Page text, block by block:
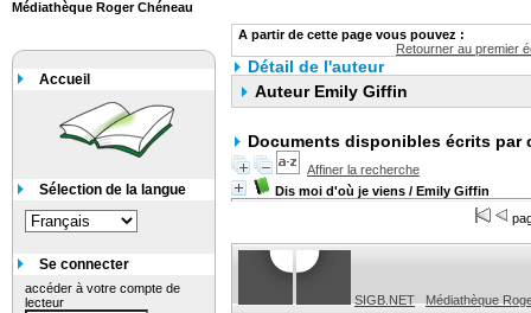
A partir de cette page vous pouvez :
Retourner au premier
Détail de l'auteur
Auteur Emily Giffin
Documents disponibles écrits par
Affiner la recherche
Dis moi d'où je viens / Emily Giffin
SIGB.NET Médiathèque
Médiathèque Roger Chéneau
Accueil
Sélection de la langue
Se connecter
accéder à votre compte de
lecteur